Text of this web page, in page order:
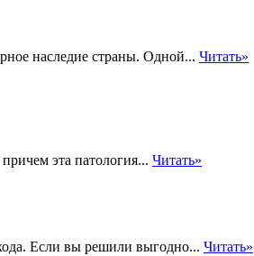
наследие страны. Одной... Читать»
эта патология... Читать»
Если вы решили выгодно... Читать»